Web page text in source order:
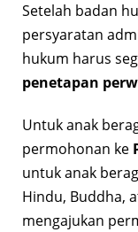
Setelah badan
persyaratan
hukum harus
penetapan
Untuk anak
permohonan ke
untuk anak
Hindu, Buddha,
mengajukan